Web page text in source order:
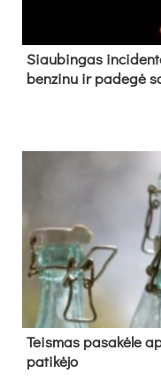
Siau­bin­gas
ben­zi­nu ir pa­de­gė
Teis­mas pa­sa­kė­le
pa­ti­kė­jo